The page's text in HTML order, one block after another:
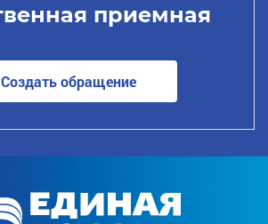
приемная
Создать обращение